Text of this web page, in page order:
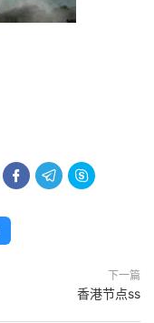
  
下一篇
香港节点ss